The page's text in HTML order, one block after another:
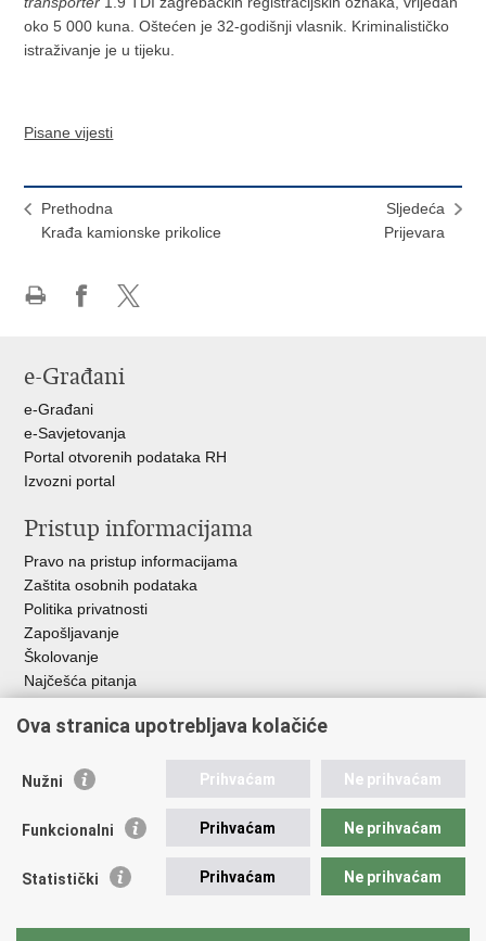
oko 5 000 kuna. Oštećen je 32-godišnji vlasnik. Kriminalističko
istraživanje je u tijeku.
Pisane vijesti
Prethodna
Krađa kamionske prikolice
Sljedeća
Prijevara
Facebooku
X-
e-Građani
e-Građani
e-Savjetovanja
Portal otvorenih podataka RH
Izvozni portal
Pristup informacijama
Pravo na pristup informacijama
Zaštita osobnih podataka
Politika privatnosti
Zapošljavanje
Školovanje
Najčešća pitanja
Važne poveznice
EMN Nacionalna kontaktna točka za Republiku Hrvatsku
Policijska akademija
Zaklada policijske solidarnosti
Udruge
Ova stranica upotrebljava kolačiće
Nužni Prihvaćam Ne prihvaćam
Funkcionalni Prihvaćam Ne prihvaćam
Statistički Prihvaćam Ne prihvaćam